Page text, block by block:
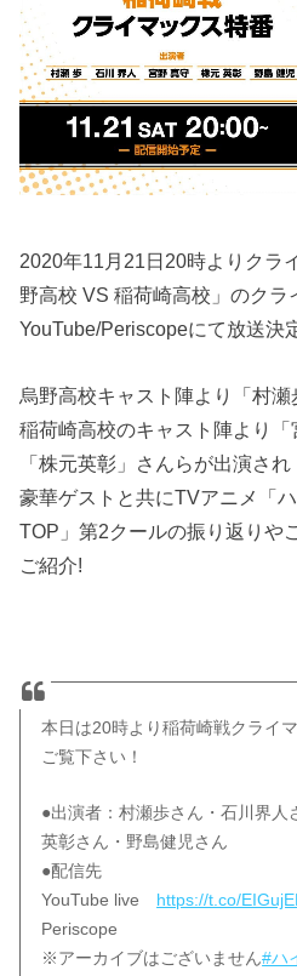
2020年11月21日20時よりクラ
野高校 VS 稲荷崎高校」のクラ
YouTube/Periscopeにて放送決
烏野高校キャスト陣より「村瀬
稲荷崎高校のキャスト陣より「
「株元英彰」さんらが出演され
豪華ゲストと共にTVアニメ「
TOP」第2クールの振り返りや
ご紹介!
本日は20時より稲荷崎戦クライ
ご覧下さい！
●出演者：村瀬歩さん・石川界人
英彰さん・野島健児さん
●配信先
YouTube live https://t.co/
Periscope
※アーカイブはございません#ハ